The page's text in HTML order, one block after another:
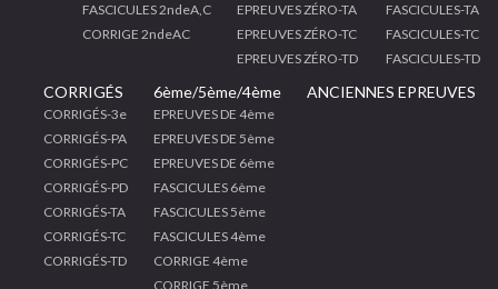
FASCICULES 2ndeA,C
CORRIGE 2ndeAC
EPREUVES ZÉRO-TA
EPREUVES ZÉRO-TC
EPREUVES ZÉRO-TD
FASCICULES-TA
FASCICULES-TC
FASCICULES-TD
CORRIGÉS
CORRIGÉS-3e
CORRIGÉS-PA
CORRIGÉS-PC
CORRIGÉS-PD
CORRIGÉS-TA
CORRIGÉS-TC
CORRIGÉS-TD
6ème/5ème/4ème
EPREUVES DE 4ème
EPREUVES DE 5ème
EPREUVES DE 6ème
FASCICULES 6ème
FASCICULES 5ème
FASCICULES 4ème
CORRIGE 4ème
CORRIGE 5ème
ANCIENNES EPREUVES